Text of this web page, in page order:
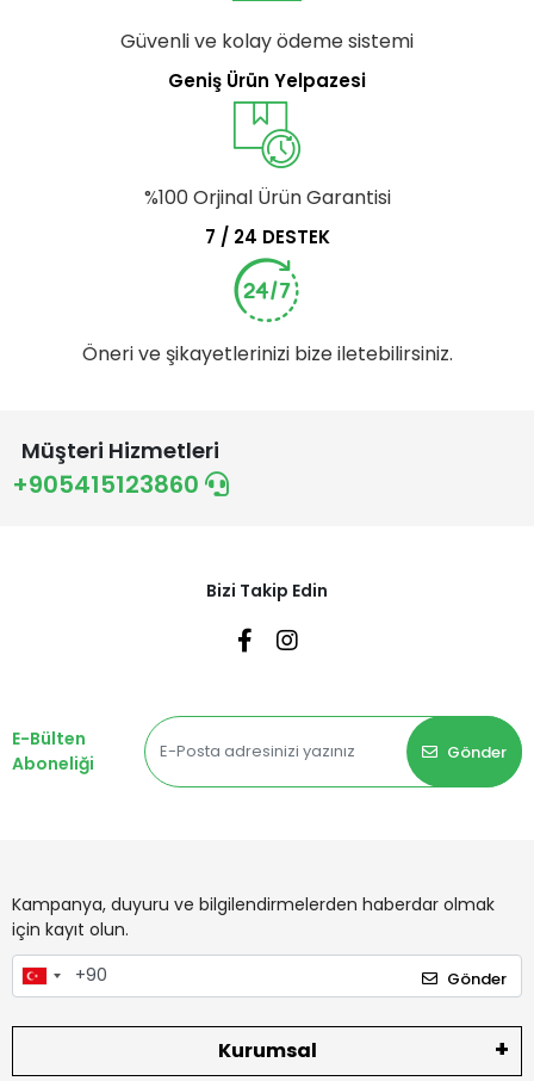
Güvenli ve kolay ödeme sistemi
Geniş Ürün Yelpazesi
%100 Orjinal Ürün Garantisi
7 / 24 DESTEK
Öneri ve şikayetlerinizi bize iletebilirsiniz.
Müşteri Hizmetleri
+905415123860
Bizi Takip Edin
E-Bülten
Aboneliği
Gönder
Kampanya, duyuru ve bilgilendirmelerden haberdar olmak
için kayıt olun.
Gönder
Kurumsal